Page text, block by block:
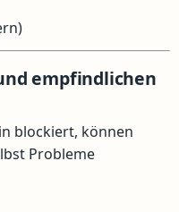
empfindlichen
blockiert, können
Probleme